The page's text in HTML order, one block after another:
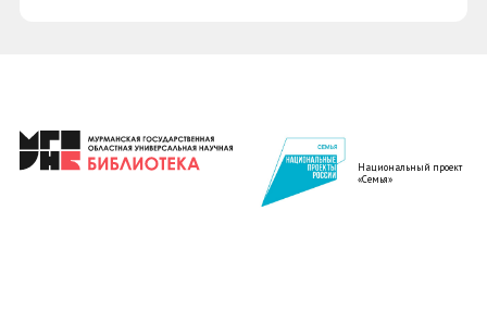
Национальный проект
«Семья»